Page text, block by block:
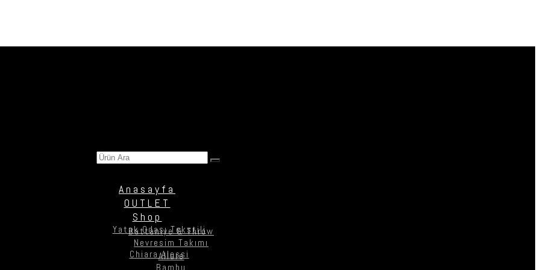
Anasayfa
OUTLET
Shop
Yatak Odası Tekstili
Battaniye & Throw
Nevresim Takımı
Chiara Alessi
Allure
Bambu